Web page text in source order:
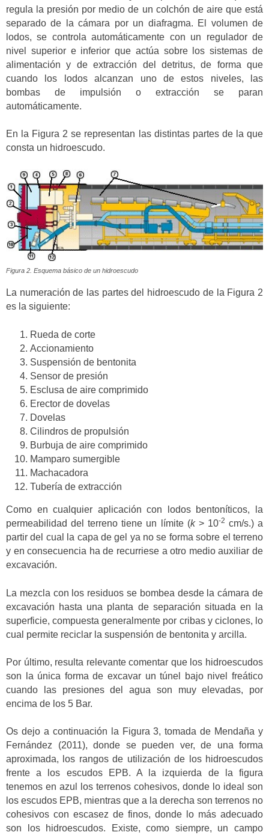
regula la presión por medio de un colchón de aire que está
separado de la cámara por un diafragma. El volumen de
lodos, se controla automáticamente con un regulador de
nivel superior e inferior que actúa sobre los sistemas de
alimentación y de extracción del detritus, de forma que
cuando los lodos alcanzan uno de estos niveles, las
bombas de impulsión o extracción se paran
automáticamente.
En la Figura 2 se representan las distintas partes de la que
consta un hidroescudo.
Figura 2. Esquema básico de un hidroescudo
La numeración de las partes del hidroescudo de la Figura 2
es la siguiente:
Rueda de corte
Accionamiento
Suspensión de bentonita
Sensor de presión
Esclusa de aire comprimido
Erector de dovelas
Dovelas
Cilindros de propulsión
Burbuja de aire comprimido
Mamparo sumergible
Machacadora
Tubería de extracción
Como en cualquier aplicación con lodos bentoníticos, la
permeabilidad del terreno tiene un límite (k> 10-2 cm/s.) a
partir del cual la capa de gel ya no se forma sobre el terreno
y en consecuencia ha de recurriese a otro medio auxiliar de
excavación.
La mezcla con los residuos se bombea desde la cámara de
excavación hasta una planta de separación situada en la
superficie, compuesta generalmente por cribas y ciclones, lo
cual permite reciclar la suspensión de bentonita y arcilla.
Por último, resulta relevante comentar que los hidroescudos
son la única forma de excavar un túnel bajo nivel freático
cuando las presiones del agua son muy elevadas, por
encima de los 5 Bar.
Os dejo a continuación la Figura 3, tomada de Mendaña y
Fernández (2011), donde se pueden ver, de una forma
aproximada, los rangos de utilización de los hidroescudos
frente a los escudos EPB. A la izquierda de la figura
tenemos en azul los terrenos cohesivos, donde lo ideal son
los escudos EPB, mientras que a la derecha son terrenos no
cohesivos con escasez de finos, donde lo más adecuado
son los hidroescudos. Existe, como siempre, un campo